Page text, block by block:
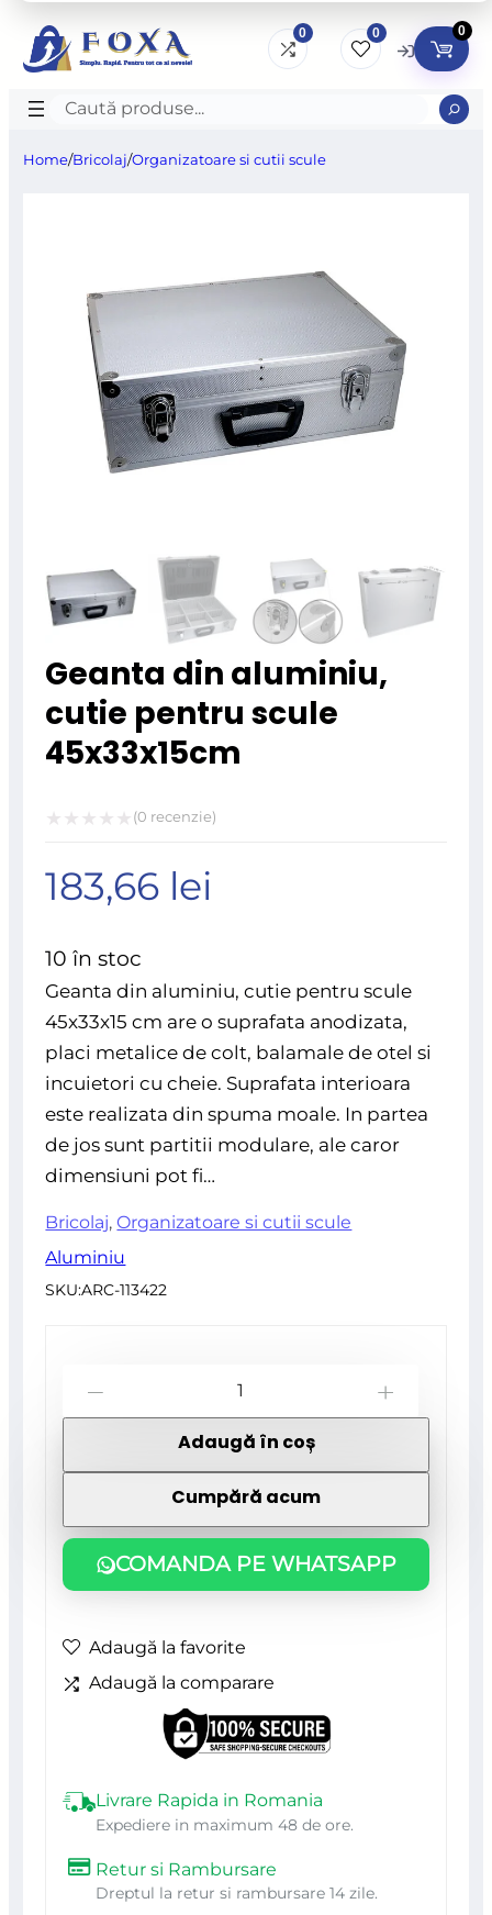
0 0 0
Caută
produse
Home/Bricolaj/Organizatoare si cutii scule
Geanta din aluminiu,
cutie pentru scule
45x33x15cm
la
(0 recenzie)
183,66 lei
10 în stoc
Geanta din aluminiu, cutie pentru scule
45x33x15 cm are o suprafata anodizata,
placi metalice de colt, balamale de otel si
incuietori cu cheie. Suprafata interioara
este realizata din spuma moale. In partea
de jos sunt partitii modulare, ale caror
dimensiuni pot fi…
Bricolaj,Organizatoare si cutii scule
Aluminiu
SKU:ARC-113422
Livrare Rapida in Romania
Expediere in maximum 48 de ore.
Retur si Rambursare
Dreptul la retur si rambursare 14 zile.
COMANDA PE WHATSAPP
Geanta
cutie
pentru
scule
Adaugă în coș
Cumpără acum
Adaugă la favorite
Adaugă la comparare